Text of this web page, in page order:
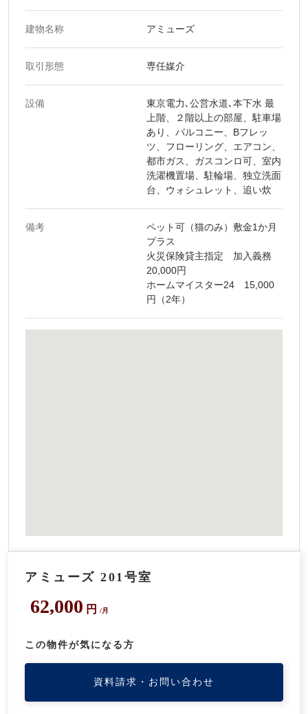
建物名称 アミューズ
取引形態 専任媒介
設備
東京電力､公営水道､本下水 最
上階、２階以上の部屋、駐車場
あり、バルコニー、Bフレッ
ツ、フローリング、エアコン、
都市ガス、ガスコンロ可、室内
洗濯機置場、駐輪場、独立洗面
台、ウォシュレット、追い炊
備考
ペット可（猫のみ）敷金1か月
プラス
火災保険貸主指定 加入義務
20,000円
ホームマイスター24 15,000
アミューズ 201号室
62,000 円 /月
この物件が気になる方
資料請求・お問い合わせ